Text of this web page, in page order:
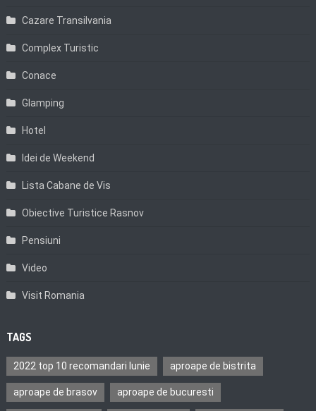
Cazare Transilvania
Complex Turistic
Conace
Glamping
Hotel
Idei de Weekend
Lista Cabane de Vis
Obiective Turistice Rasnov
Pensiuni
Video
Visit Romania
TAGS
2022 top 10 recomandari Iunie aproape de bistrita
aproape de brasov aproape de bucuresti